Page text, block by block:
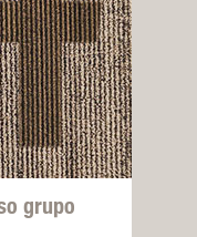
grupo